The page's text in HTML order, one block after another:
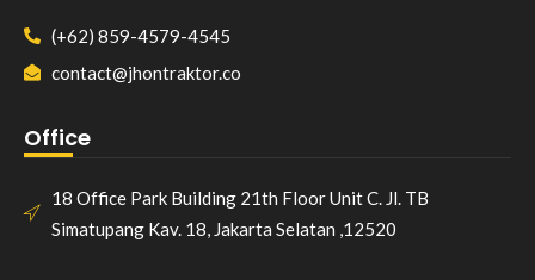
(+62) 859-4579-4545
contact@jhontraktor.co
Office
18 Office Park Building 21th Floor Unit C. Jl. TB
Simatupang Kav. 18, Jakarta Selatan ,12520